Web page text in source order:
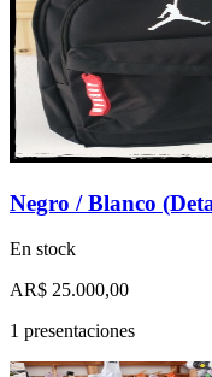
Negro / Blanco
En stock
AR$ 25.000,00
1 presentaciones